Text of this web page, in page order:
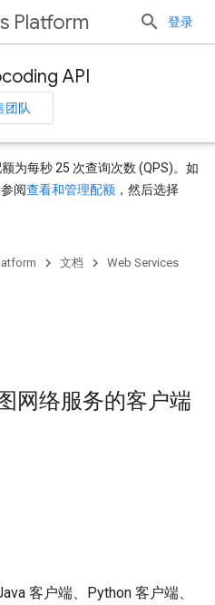
Platform 登录
API
团队
为每秒 25 次查询次数 (QPS)。如
阅查看和管理配额 ，然后选择
文档
Web Services
网络服务的客户端
客户端、Python 客户端、